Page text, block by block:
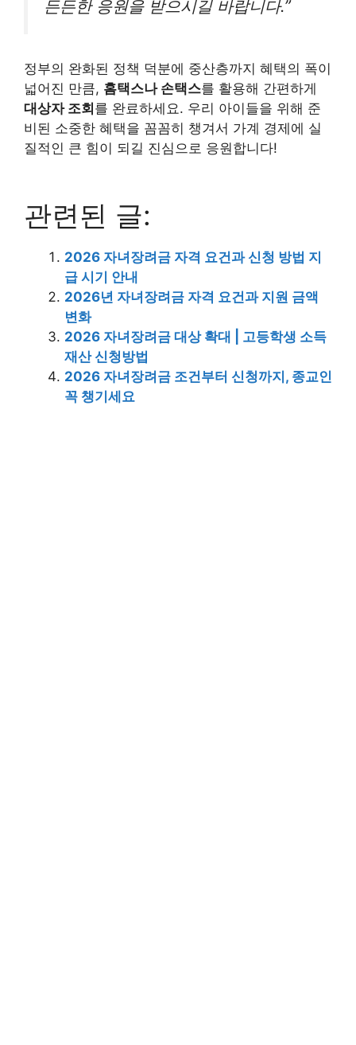
든든한 응원을 받으시길 바랍니다.”
정부의 완화된 정책 덕분에 중산층까지 혜택의 폭이
넓어진 만큼, 홈택스나 손택스를 활용해 간편하게
대상자 조회를 완료하세요. 우리 아이들을 위해 준
비된 소중한 혜택을 꼼꼼히 챙겨서 가계 경제에 실
질적인 큰 힘이 되길 진심으로 응원합니다!
관련된 글:
2026 자녀장려금 자격 요건과 신청 방법 지
급 시기 안내
2026년 자녀장려금 자격 요건과 지원 금액
변화
2026 자녀장려금 대상 확대 | 고등학생 소득
재산 신청방법
2026 자녀장려금 조건부터 신청까지, 종교인
꼭 챙기세요